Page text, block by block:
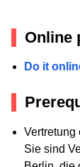
Online
Do it
Vertretung
Sie sind